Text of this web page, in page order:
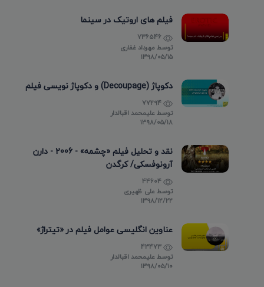
فیلم های اروتیک در سینما
توسط مهرداد غفاری
۱۳۹۸/۰۵/۱۵
دکوپاژ (Decoupage) و دکوپاژ نویسی فیلم
توسطعلیمحمد اقبالدار
۱۳۹۸/۰۵/۱۸
نقد و تحلیل فیلم «چشمه» - 2006 - دارن
آرونوفسکی/ کرگدن
توسطعلی ظهیری
۱۳۹۸/۱۲/۲۲
عناوین انگلیسی عوامل فیلم در «تیتراژ»
توسطعلیمحمد اقبالدار
۱۳۹۸/۰۵/۱۰